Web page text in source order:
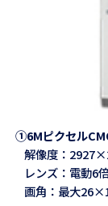
①6Mピクセル
解像度：
レンズ：電動6
画角：最大